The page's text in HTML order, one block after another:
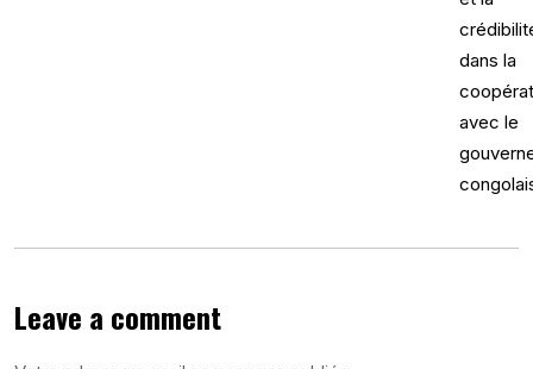
Leave a comment